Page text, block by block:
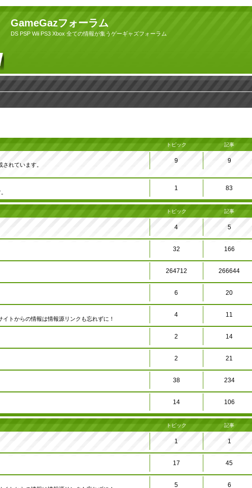
GameGazフォーラム
DS PSP Wii PS3 Xbox 全ての情報が集うゲーギャズフォーラム
トピック 記事
れています。
9 9
1 83
トピック 記事
4 5
32 166
264712 266644
6 20
トからの情報は情報源リンクも忘れずに！
4 11
2 14
2 21
38 234
14 106
トピック 記事
1 1
17 45
5 6